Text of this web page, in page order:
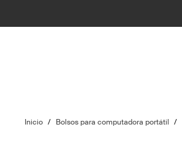
Inicio / Bolsos para computadora portátil /